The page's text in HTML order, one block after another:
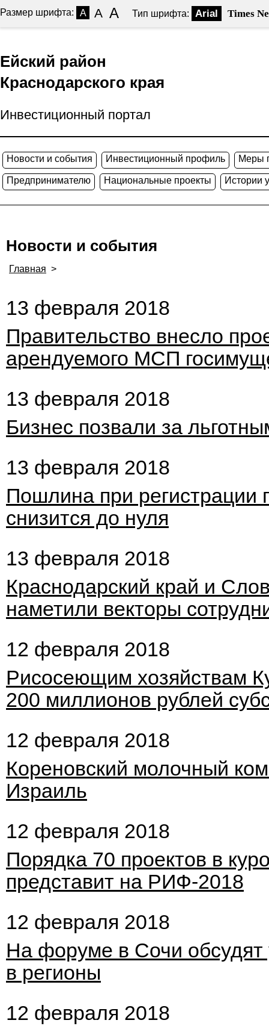
Размер шрифта: A A A Тип шрифта: Arial Times
Ейский район
Краснодарского края
Инвестиционный портал
Новости и события Инвестиционный профиль Меры
Предпринимателю Национальные проекты Истории
Новости и события
Главная >
13 февраля 2018
Правительство внесло
арендуемого МСП
13 февраля 2018
Бизнес позвали за
13 февраля 2018
Пошлина при регистрации
снизится до нуля
13 февраля 2018
Краснодарский край и
наметили векторы
12 февраля 2018
Рисосеющим хозяйствам
200 миллионов рублей
12 февраля 2018
Кореновский молочный
Израиль
12 февраля 2018
Порядка 70 проектов в
представит на РИФ-2018
12 февраля 2018
На форуме в Сочи обсудят
в регионы
12 февраля 2018